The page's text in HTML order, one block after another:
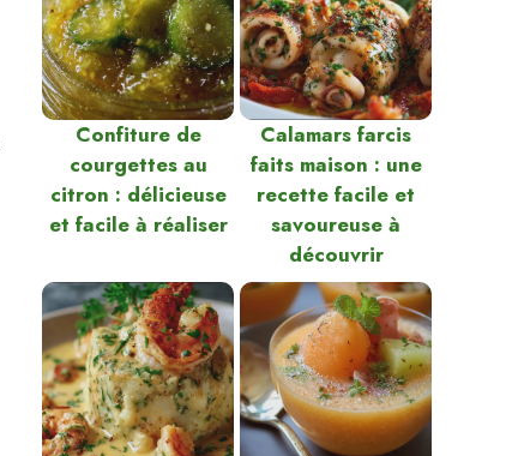
Confiture de
courgettes au
citron : délicieuse
et facile à réaliser
Calamars farcis
faits maison : une
recette facile et
savoureuse à
découvrir